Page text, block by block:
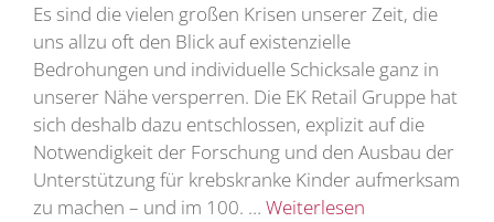
Es sind die vielen großen Krisen unserer Zeit, die
uns allzu oft den Blick auf existenzielle
Bedrohungen und individuelle Schicksale ganz in
unserer Nähe versperren. Die EK Retail Gruppe hat
sich deshalb dazu entschlossen, explizit auf die
Notwendigkeit der Forschung und den Ausbau der
Unterstützung für krebskranke Kinder aufmerksam
zu machen – und im 100. … Weiterlesen